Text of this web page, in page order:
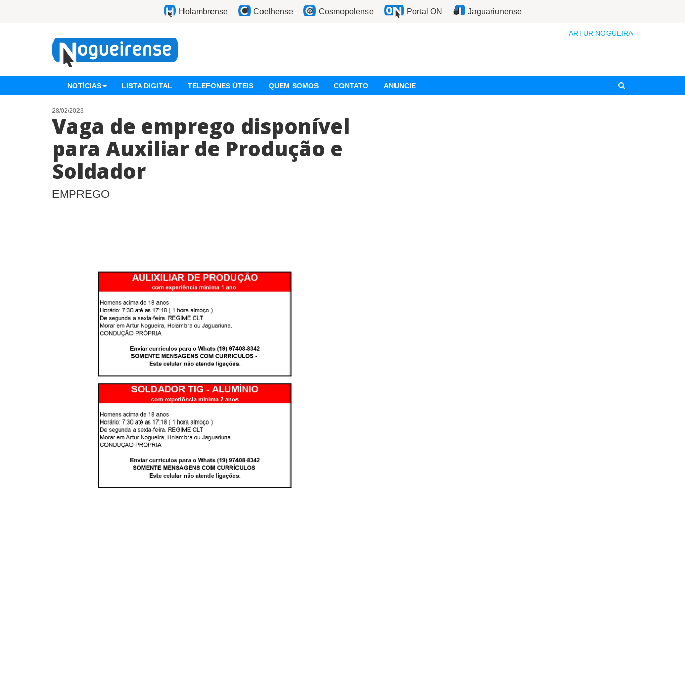
Holambrense Coelhense Cosmopolense Portal ON Jaguariunense
ARTUR NOGUEIRA
NOTÍCIAS LISTA DIGITAL TELEFONES ÚTEIS QUEM SOMOS CONTATO ANUNCIE
28/02/2023
Vaga de emprego disponível
para Auxiliar de Produção e
Soldador
EMPREGO